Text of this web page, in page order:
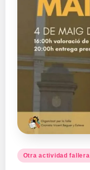
Publicado
Otra actividad fallera